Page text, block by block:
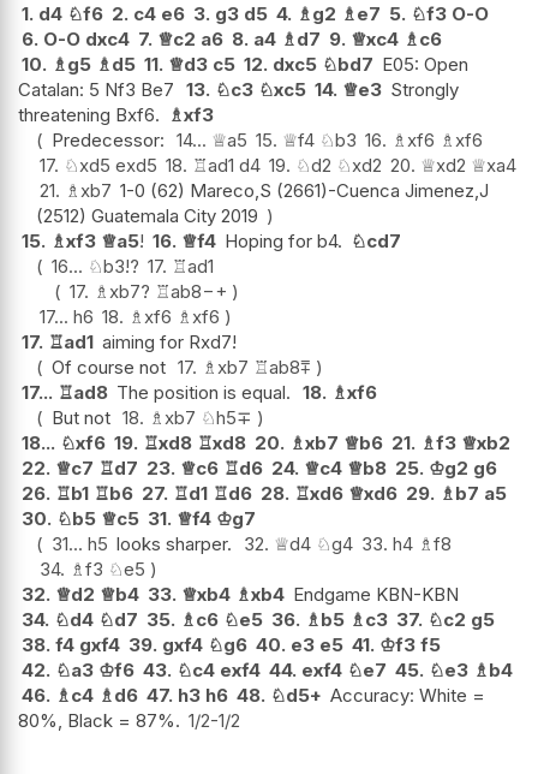
1. d4 ♘f6 2. c4 e6 3. g3 d5 4. ♗ g2 ♗ e7 5. ♘f3 O-O
6. O-O dxc4 7. ♕c2 a6 8. a4 ♗ d7 9. ♕xc4 ♗ c6
10. ♗ g5 ♗ d5 11. ♕d3 c5 12. dxc5 ♘bd7 E05: Open
Catalan: 5 Nf3 Be7 13. ♘c3 ♘xc5 14. ♕e3 Strongly
threatening Bxf6.
♗xf3
Predecessor: 14... ♕a5 15. ♕f4 ♘b3 16. ♗ xf6 ♗ xf6
17. ♘xd5 exd5 18. ♖ad1 d4 19. ♘d2 ♘xd2 20. ♕xd2 ♕xa4
21. ♗ xb7 1-0 (62) Mareco,S (2661)-Cuenca Jimenez,J
(2512) Guatemala City 2019
15. ♗xf3 ♕a5! 16. ♕f4 Hoping for b4. ♘cd7
16... ♘b3!? 17. ♖ad1
17. ♗ xb7? ♖ab8−+
17... h6 18. ♗ xf6 ♗ xf6
17. ♖ad1 aiming for Rxd7!
Of course not 17. ♗ xb7 ♖ab8⩱
17... ♖ad8 The position is equal. 18. ♗xf6
But not 18. ♗ xb7 ♘h5∓
18... ♘xf6 19. ♖xd8 ♖xd8 20. ♗xb7 ♕b6 21. ♗f3 ♕xb2
22. ♕c7 ♖d7 23. ♕c6 ♖d6 24. ♕c4 ♕b8 25. ♔g2 g6
26. ♖b1 ♖b6 27. ♖d1 ♖d6 28. ♖xd6 ♕xd6 29. ♗ b7 a5
30. ♘b5 ♕c5 31. ♕f4 ♔g7
31... h5 looks sharper. 32. ♕d4 ♘g4 33. h4 ♗f8
34. ♗f3 ♘e5
32. ♕d2 ♕b4 33. ♕xb4 ♗xb4 Endgame KBN-KBN
34. ♘d4 ♘d7 35. ♗ c6 ♘e5 36. ♗ b5 ♗ c3 37. ♘c2 g5
38. f4 gxf4 39. gxf4 ♘g6 40. e3 e5 41. ♔f3 f5
42. ♘a3 ♔f6 43. ♘c4 exf4 44. exf4 ♘e7 45. ♘e3 ♗ b4
46. ♗ c4 ♗ d6 47. h3 h6 48. ♘d5+ Accuracy: White =
80%, Black = 87%. 1/2-1/2